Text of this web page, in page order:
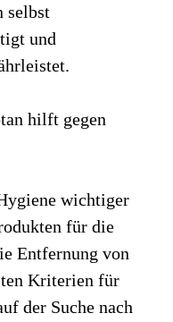
selbst
und
hilft gegen
wichtiger
für die
Entfernung von
Kriterien für
der Suche nach